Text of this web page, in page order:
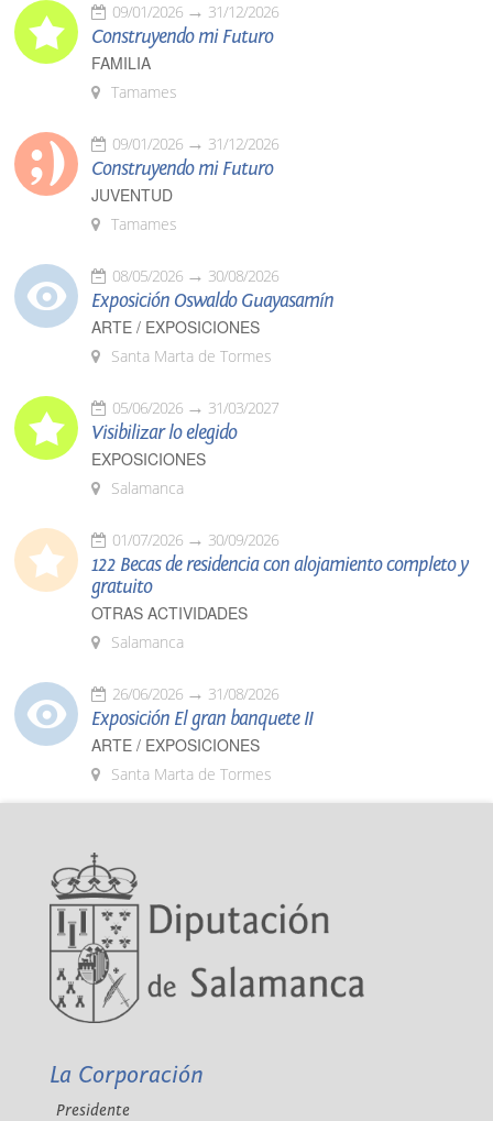
09/01/2026 31/12/2026
Construyendo mi Futuro
FAMILIA
Tamames
09/01/2026 31/12/2026
Construyendo mi Futuro
JUVENTUD
Tamames
08/05/2026 30/08/2026
Exposición Oswaldo Guayasamín
ARTE / EXPOSICIONES
Santa Marta de Tormes
05/06/2026 31/03/2027
Visibilizar lo elegido
EXPOSICIONES
Salamanca
01/07/2026 30/09/2026
122 Becas de residencia con alojamiento completo y
gratuito
OTRAS ACTIVIDADES
Salamanca
26/06/2026 31/08/2026
Exposición El gran banquete II
ARTE / EXPOSICIONES
Santa Marta de Tormes
La Corporación
Presidente